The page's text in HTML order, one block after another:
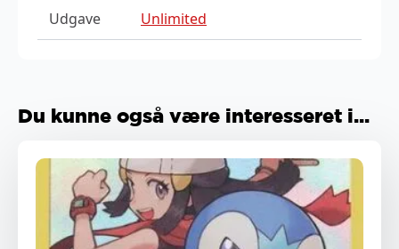
Udgave Unlimited
Du kunne også være interesseret i...